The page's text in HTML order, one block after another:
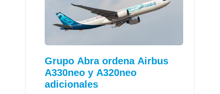
Grupo Abra ordena Airbus
A330neo y A320neo
adicionales